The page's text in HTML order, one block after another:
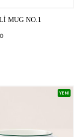
MUG NO.1
YENİ